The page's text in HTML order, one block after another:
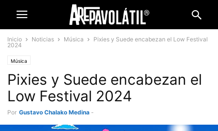
Inicio Noticias Música
Pixies y Suede encabezan el Low Festival
2024
Música
Pixies y Suede encabezan el
Low Festival 2024
Por Gustavo Chalako Medina -